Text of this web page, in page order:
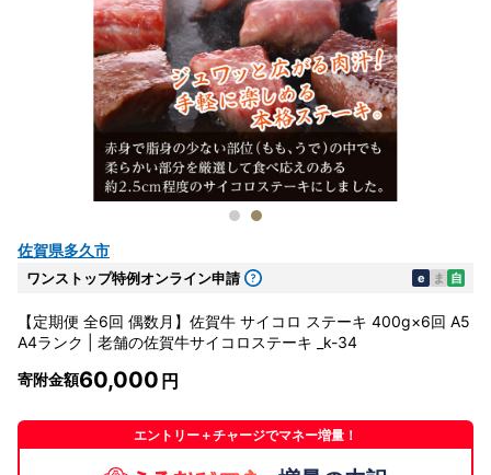
佐賀県多久市
ワンストップ特例オンライン申請 e ま 自
【定期便 全6回 偶数月】佐賀牛 サイコロ ステーキ 400g×6回 A5
A4ランク | 老舗の佐賀牛サイコロステーキ _k-34
寄附金額60,000
エントリー＋チャージでマネー増量！